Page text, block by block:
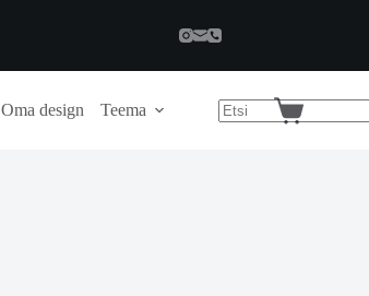
Oma design Teema
Shopping